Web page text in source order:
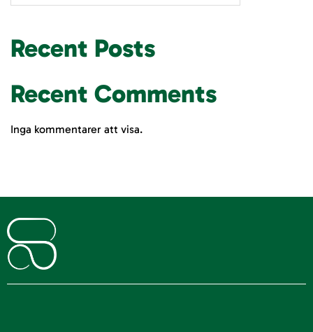
Recent Posts
Recent Comments
Inga kommentarer att visa.